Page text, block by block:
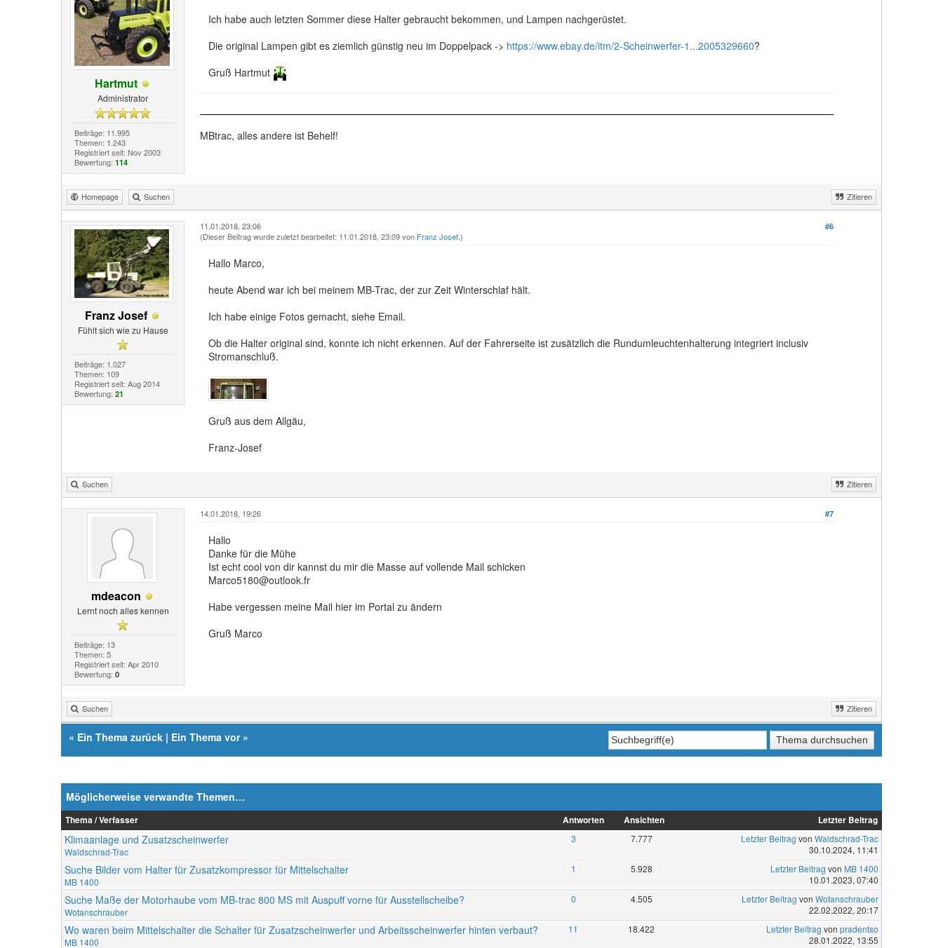
Hartmut
Administrator
Beiträge: 11.995
Themen: 1.243
Registriert seit: Nov 2003
Bewertung: 114
Ich habe auch letzten Sommer diese Halter gebraucht bekommen, und Lampen nachgerüstet.
Die original Lampen gibt es ziemlich günstig neu im Doppelpack -> https://www.ebay.de/itm/2-Scheinwerfer-1...2005329660?
Gruß Hartmut
MBtrac, alles andere ist Behelf!
Homepage Suchen Zitieren
Franz Josef
Fühlt sich wie zu Hause
Beiträge: 1.027
Themen: 109
Registriert seit: Aug 2014
Bewertung: 21
#6
11.01.2018, 23:06
(Dieser Beitrag wurde zuletzt bearbeitet: 11.01.2018, 23:09 von Franz Josef.)
Hallo Marco,
heute Abend war ich bei meinem MB-Trac, der zur Zeit Winterschlaf hält.
Ich habe einige Fotos gemacht, siehe Email.
Ob die Halter original sind, konnte ich nicht erkennen. Auf der Fahrerseite ist zusätzlich die Rundumleuchtenhalterung integriert inclusiv
Stromanschluß.
Gruß aus dem Allgäu,
Franz-Josef
Suchen Zitieren
mdeacon
Lernt noch alles kennen
Beiträge: 13
Themen: 5
Registriert seit: Apr 2010
Bewertung: 0
#7
14.01.2018, 19:26
Hallo
Danke für die Mühe
Ist echt cool von dir kannst du mir die Masse auf vollende Mail schicken
Marco5180@outlook.fr
Habe vergessen meine Mail hier im Portal zu ändern
Gruß Marco
Suchen Zitieren
« Ein Thema zurück | Ein Thema vor»
Möglicherweise verwandte Themen…
Thema / Verfasser Antworten Ansichten Letzter Beitrag
Klimaanlage und Zusatzscheinwerfer
Waldschrad-Trac
3 7.777 Letzter Beitrag von Waldschrad-Trac
30.10.2024, 11:41
Suche Bilder vom Halter für Zusatzkompressor für Mittelschalter
MB 1400
1 5.928 Letzter Beitrag von MB 1400
10.01.2023, 07:40
Suche Maße der Motorhaube vom MB-trac 800 MS mit Auspuff vorne für Ausstellscheibe?
Wotanschrauber
0 4.505 Letzter Beitrag von Wotanschrauber
22.02.2022, 20:17
Wo waren beim Mittelschalter die Schalter für Zusatzscheinwerfer und Arbeitsscheinwerfer hinten verbaut?
MB 1400
11 18.422 Letzter Beitrag von pradentso
28.01.2022, 13:55